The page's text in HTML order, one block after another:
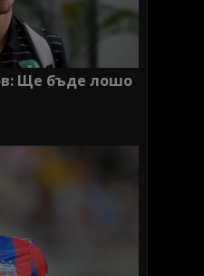
Ще бъде лошо